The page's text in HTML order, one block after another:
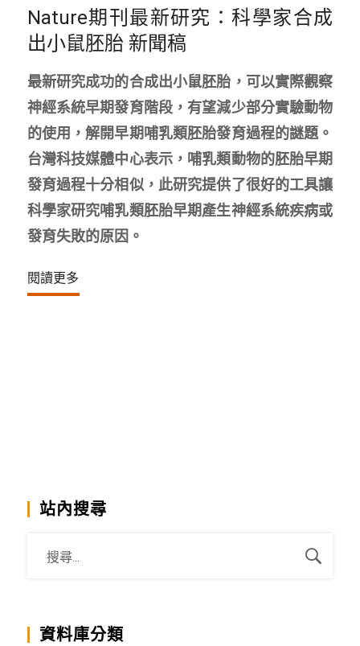
Nature期刊最新研究：科學家合成
出小鼠胚胎 新聞稿
最新研究成功的合成出小鼠胚胎，可以實際觀察
神經系統早期發育階段，有望減少部分實驗動物
的使用，解開早期哺乳類胚胎發育過程的謎題。
台灣科技媒體中心表示，哺乳類動物的胚胎早期
發育過程十分相似，此研究提供了很好的工具讓
科學家研究哺乳類胚胎早期產生神經系統疾病或
發育失敗的原因。
閱讀更多
站內搜尋
資料庫分類